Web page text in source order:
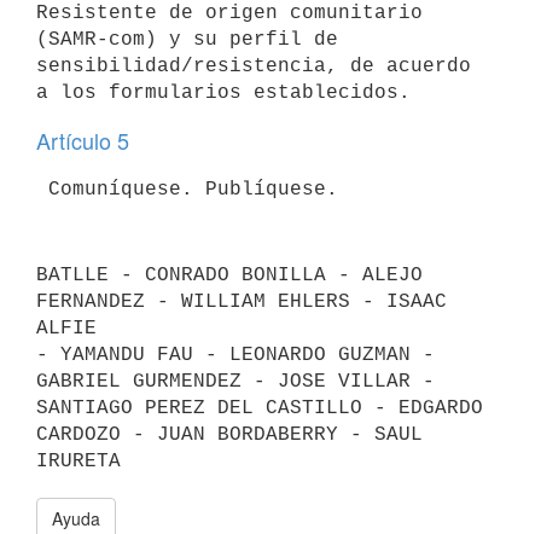
Resistente de origen comunitario
(SAMR-com) y su perfil de
sensibilidad/resistencia, de acuerdo
Artículo 5
BATLLE - CONRADO BONILLA - ALEJO
FERNANDEZ - WILLIAM EHLERS - ISAAC
ALFIE
- YAMANDU FAU - LEONARDO GUZMAN -
GABRIEL GURMENDEZ - JOSE VILLAR -
SANTIAGO PEREZ DEL CASTILLO - EDGARDO
CARDOZO - JUAN BORDABERRY - SAUL
Ayuda